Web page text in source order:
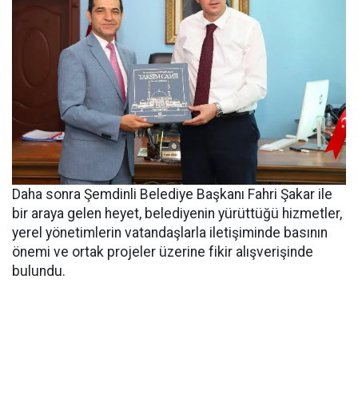
Daha sonra Şemdinli Belediye Başkanı Fahri Şakar ile
bir araya gelen heyet, belediyenin yürüttüğü hizmetler,
yerel yönetimlerin vatandaşlarla iletişiminde basının
önemi ve ortak projeler üzerine fikir alışverişinde
bulundu.